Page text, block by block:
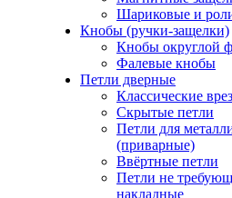
Шариковые и
Кнобы (ручки-защелки)
Кнобы округлой
Фалевые кнобы
Петли дверные
Классические
Скрытые петли
Петли для
(приварные)
Ввёртные петли
Петли не
накладные